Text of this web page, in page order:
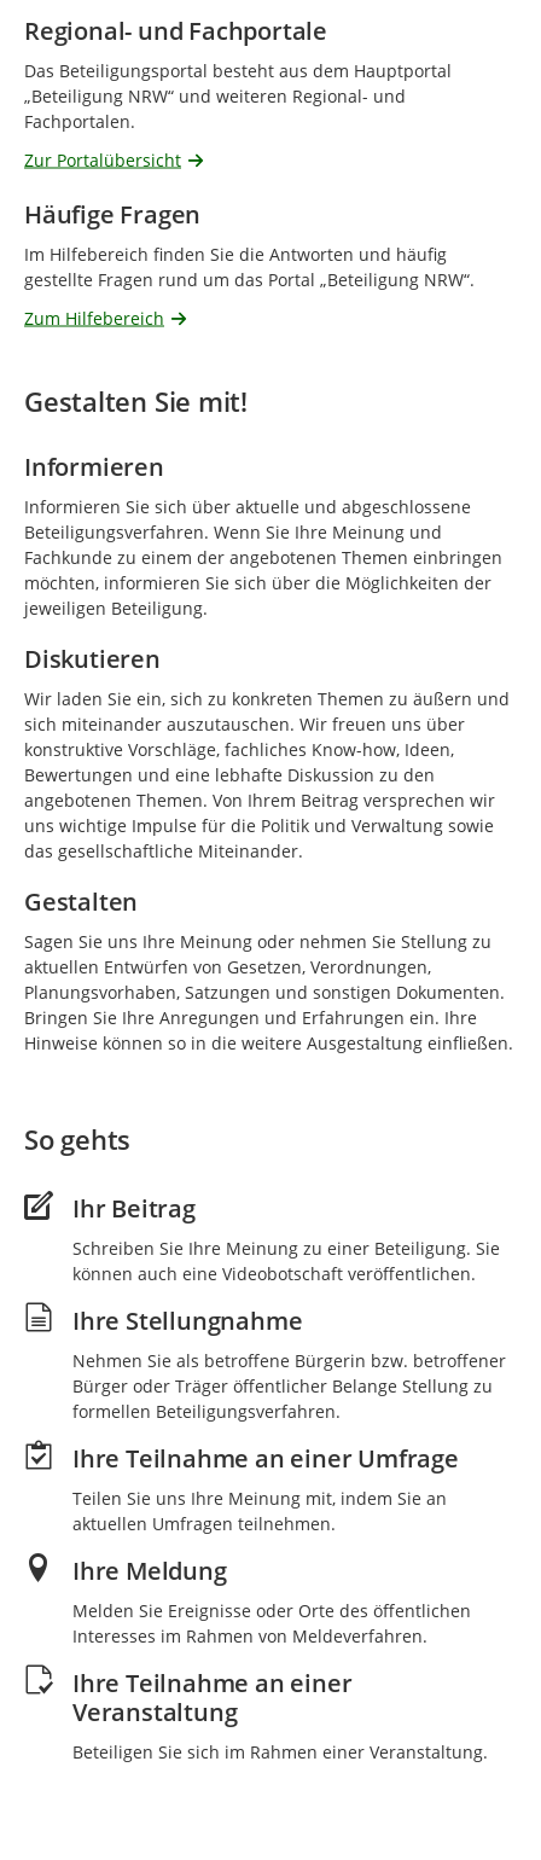
Regional- und Fachportale
Das Beteiligungsportal besteht aus dem Hauptportal
„Beteiligung NRW“ und weiteren Regional- und
Fachportalen.
Zur Portalübersicht
Häufige Fragen
Im Hilfebereich finden Sie die Antworten und häufig
gestellte Fragen rund um das Portal „Beteiligung NRW“.
Zum Hilfebereich
Gestalten Sie mit!
Informieren
Informieren Sie sich über aktuelle und abgeschlossene
Beteiligungsverfahren. Wenn Sie Ihre Meinung und
Fachkunde zu einem der angebotenen Themen einbringen
möchten, informieren Sie sich über die Möglichkeiten der
jeweiligen Beteiligung.
Diskutieren
Wir laden Sie ein, sich zu konkreten Themen zu äußern und
sich miteinander auszutauschen. Wir freuen uns über
konstruktive Vorschläge, fachliches Know-how, Ideen,
Bewertungen und eine lebhafte Diskussion zu den
angebotenen Themen. Von Ihrem Beitrag versprechen wir
uns wichtige Impulse für die Politik und Verwaltung sowie
das gesellschaftliche Miteinander.
Gestalten
Sagen Sie uns Ihre Meinung oder nehmen Sie Stellung zu
aktuellen Entwürfen von Gesetzen, Verordnungen,
Planungsvorhaben, Satzungen und sonstigen Dokumenten.
Bringen Sie Ihre Anregungen und Erfahrungen ein. Ihre
Hinweise können so in die weitere Ausgestaltung einfließen.
So gehts
Ihr Beitrag
Schreiben Sie Ihre Meinung zu einer Beteiligung. Sie
können auch eine Videobotschaft veröffentlichen.
Ihre Stellungnahme
Nehmen Sie als betroffene Bürgerin bzw. betroffener
Bürger oder Träger öffentlicher Belange Stellung zu
formellen Beteiligungsverfahren.
Ihre Teilnahme an einer Umfrage
Teilen Sie uns Ihre Meinung mit, indem Sie an
aktuellen Umfragen teilnehmen.
Ihre Meldung
Melden Sie Ereignisse oder Orte des öffentlichen
Interesses im Rahmen von Meldeverfahren.
Ihre Teilnahme an einer
Veranstaltung
Beteiligen Sie sich im Rahmen einer Veranstaltung.